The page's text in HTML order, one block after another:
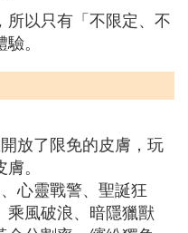
以只有「不限定、不
。
放了限免的皮膚，玩
。
心靈戰警、聖誕狂
乘風破浪、暗隱獵獸